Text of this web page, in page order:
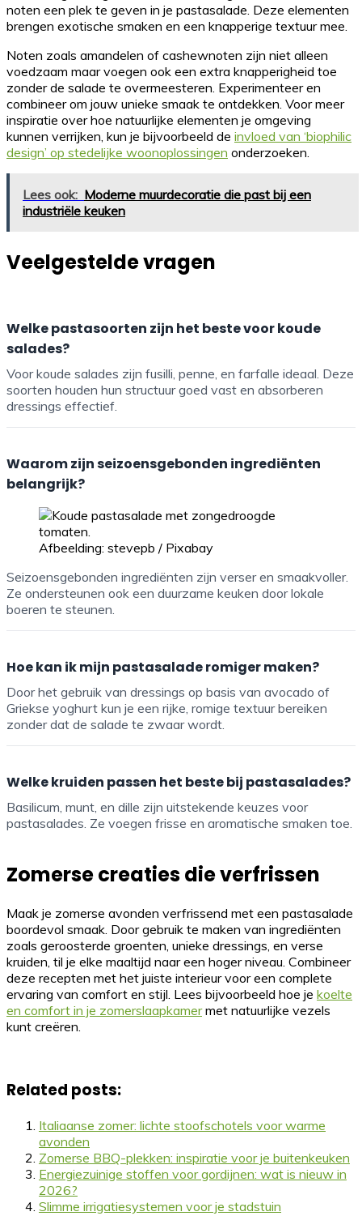
noten een plek te geven in je pastasalade. Deze elementen
brengen exotische smaken en een knapperige textuur mee.
Noten zoals amandelen of cashewnoten zijn niet alleen
voedzaam maar voegen ook een extra knapperigheid toe
zonder de salade te overmeesteren. Experimenteer en
combineer om jouw unieke smaak te ontdekken. Voor meer
inspiratie over hoe natuurlijke elementen je omgeving
kunnen verrijken, kun je bijvoorbeeld de invloed van ‘biophilic
design’ op stedelijke woonoplossingen onderzoeken.
Lees ook: Moderne muurdecoratie die past bij een
industriële keuken
Veelgestelde vragen
Welke pastasoorten zijn het beste voor koude
salades?
Voor koude salades zijn fusilli, penne, en farfalle ideaal. Deze
soorten houden hun structuur goed vast en absorberen
dressings effectief.
Waarom zijn seizoensgebonden ingrediënten
belangrijk?
Afbeelding: stevepb / Pixabay
Seizoensgebonden ingrediënten zijn verser en smaakvoller.
Ze ondersteunen ook een duurzame keuken door lokale
boeren te steunen.
Hoe kan ik mijn pastasalade romiger maken?
Door het gebruik van dressings op basis van avocado of
Griekse yoghurt kun je een rijke, romige textuur bereiken
zonder dat de salade te zwaar wordt.
Welke kruiden passen het beste bij pastasalades?
Basilicum, munt, en dille zijn uitstekende keuzes voor
pastasalades. Ze voegen frisse en aromatische smaken toe.
Zomerse creaties die verfrissen
Maak je zomerse avonden verfrissend met een pastasalade
boordevol smaak. Door gebruik te maken van ingrediënten
zoals geroosterde groenten, unieke dressings, en verse
kruiden, til je elke maaltijd naar een hoger niveau. Combineer
deze recepten met het juiste interieur voor een complete
ervaring van comfort en stijl. Lees bijvoorbeeld hoe je koelte
en comfort in je zomerslaapkamermet natuurlijke vezels
kunt creëren.
Related posts:
Italiaanse zomer: lichte stoofschotels voor warme
avonden
Zomerse BBQ-plekken: inspiratie voor je buitenkeuken
Energiezuinige stoffen voor gordijnen: wat is nieuw in
2026?
Slimme irrigatiesystemen voor je stadstuin